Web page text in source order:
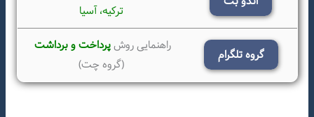
ترکیه، آسیا
گروه تلگرام
راهنمایی روشپرداخت و برداشت
(گروه چت)